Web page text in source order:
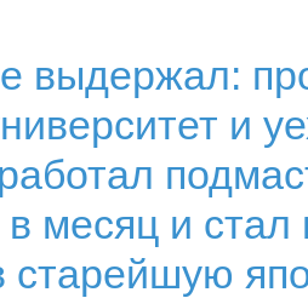
выдержал:
и
месяц и
старейшую